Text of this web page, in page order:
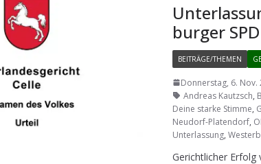
bur­ger
BEITRÄGE/THEMEN
Donnerstag, 6. Nov.
Andreas Kautzsch,
Deine starke Stimme,
Neudorf-Platendorf,
Unterlassung,
Gericht­li­cher Erfolg